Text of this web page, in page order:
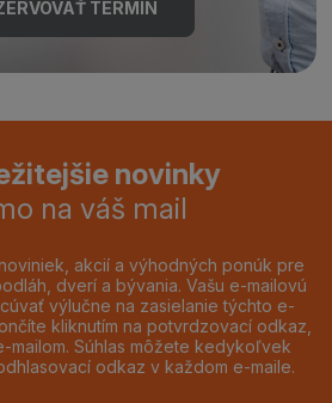
TERMÍN
novinky
na váš mail
akcií a výhodných ponúk pre
dverí a bývania. Vašu e-mailovú
výlučne na zasielanie týchto e-
kliknutím na potvrdzovací odkaz,
mailom. Súhlas môžete kedykoľvek
odkaz v každom e-maile.